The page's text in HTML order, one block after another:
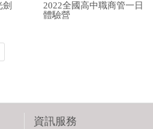
2022全國高中職商管一日
體驗營
資訊服務